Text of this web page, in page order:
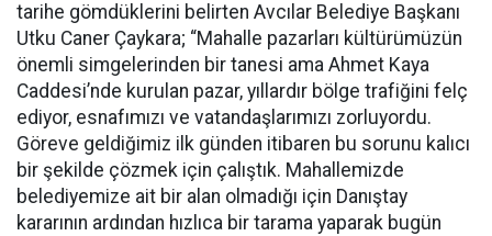
tarihe gömdüklerini belirten Avcılar Belediye Başkanı
Utku Caner Çaykara; “Mahalle pazarları kültürümüzün
önemli simgelerinden bir tanesi ama Ahmet Kaya
Caddesi’nde kurulan pazar, yıllardır bölge trafiğini felç
ediyor, esnafımızı ve vatandaşlarımızı zorluyordu.
Göreve geldiğimiz ilk günden itibaren bu sorunu kalıcı
bir şekilde çözmek için çalıştık. Mahallemizde
belediyemize ait bir alan olmadığı için Danıştay
kararının ardından hızlıca bir tarama yaparak bugün